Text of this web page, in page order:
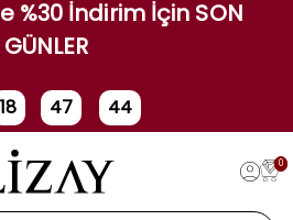
%30 İndirim İçin SON
GÜNLER
18
Saat
47 44
0